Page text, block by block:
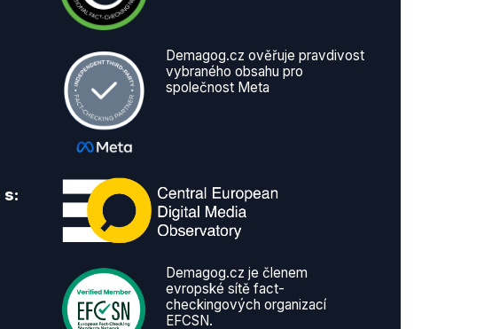
s:
Demagog.cz ověřuje pravdivost
vybraného obsahu pro
společnost Meta
Demagog.cz je členem
evropské sítě fact-
checkingových organizací
EFCSN.